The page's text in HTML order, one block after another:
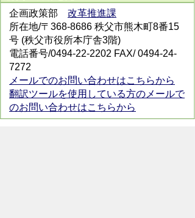
企画政策部 改革推進課
所在地/〒368-8686 秩父市熊木町8番15
号 (秩父市役所本庁舎3階)
電話番号/0494-22-2202 FAX/ 0494-24-
7272
メールでのお問い合わせはこちらから
翻訳ツールを使用している方のメールで
のお問い合わせはこちらから